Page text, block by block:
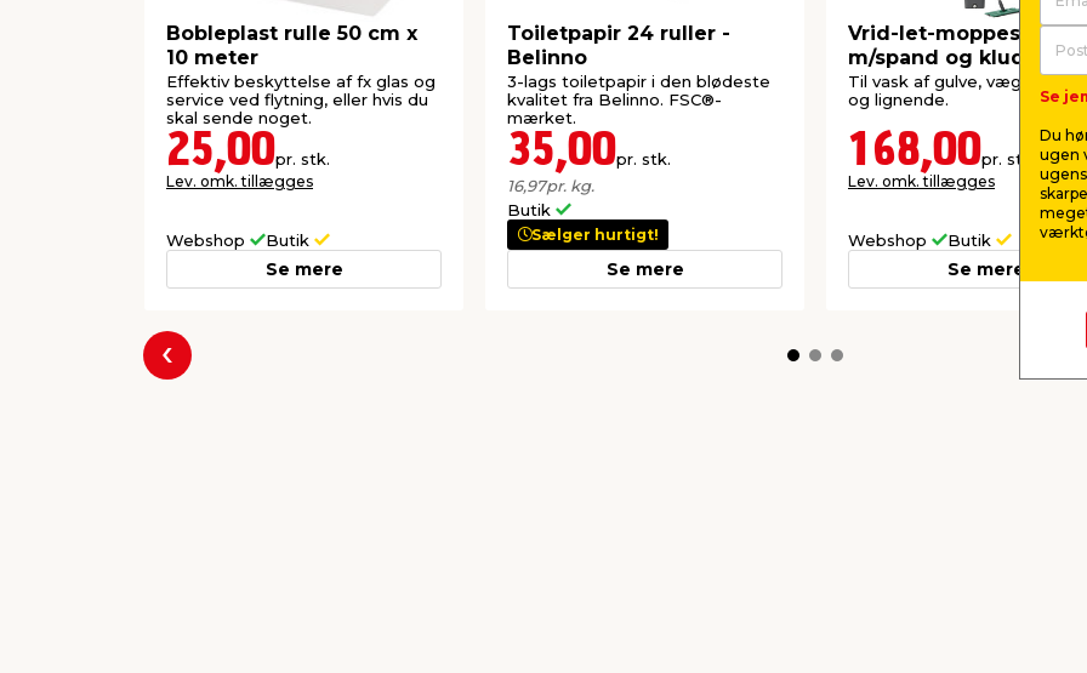
Bobleplast rulle 50 cm x
10 meter
Effektiv beskyttelse af fx glas og
service ved flytning, eller hvis du
skal sende noget.
25,00pr. stk.
Lev. omk. tillægges
Webshop Butik
Se mere
Toiletpapir 24 ruller -
Belinno
3-lags toiletpapir i den blødeste
kvalitet fra Belinno. FSC®-
mærket.
35,00pr. stk.
16,97pr. kg.
Butik
Sælger hurtigt!
Se mere
Vrid-let-moppesæt
m/spand og klude - G.
Funder
Til vask af gulve, vægge,
og lignende.
168,00pr. stk.
Lev. omk. tillægges
Webshop Butik
Se mere
Forrige
Se
Du
ugen